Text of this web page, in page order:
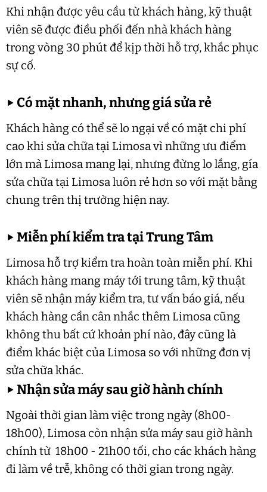
Khi nhận được yêu cầu từ khách hàng, kỹ thuật
viên sẽ được điều phối đến nhà khách hàng
trong vòng 30 phút để kịp thời hỗ trợ, khắc phục
sự cố.
▶ Có mặt nhanh, nhưng giá sửa rẻ
Khách hàng có thể sẽ lo ngại về có mặt chi phí
cao khi sửa chữa tại Limosa vì những ưu điểm
lớn mà Limosa mang lại, nhưng đừng lo lắng, gía
sửa chữa tại Limosa luôn rẻ hơn so với mặt bằng
chung trên thị trường hiện nay.
▶Miễn phí kiểm tra tại Trung Tâm
Limosa hỗ trợ kiểm tra hoàn toàn miễn phí. Khi
khách hàng mang máy tới trung tâm, kỹ thuật
viên sẽ nhận máy kiểm tra, tư vấn báo giá, nếu
khách hàng cần cân nhắc thêm Limosa cũng
không thu bất cứ khoản phí nào, đây cũng là
điểm khác biệt của Limosa so với những đơn vị
sửa chữa khác.
▶Nhận sửa máy sau giờ hành chính
Ngoài thời gian làm việc trong ngày (8h00-
18h00), Limosa còn nhận sửa máy sau giờ hành
chính từ 18h00 - 21h00 tối, cho các khách hàng
đi làm về trễ, không có thời gian trong ngày.